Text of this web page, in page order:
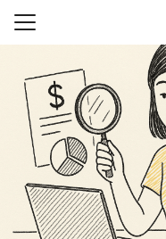
Skip
ยความเป็นส่วนตัว
ญชี (Accounting
ญชี (Accounting